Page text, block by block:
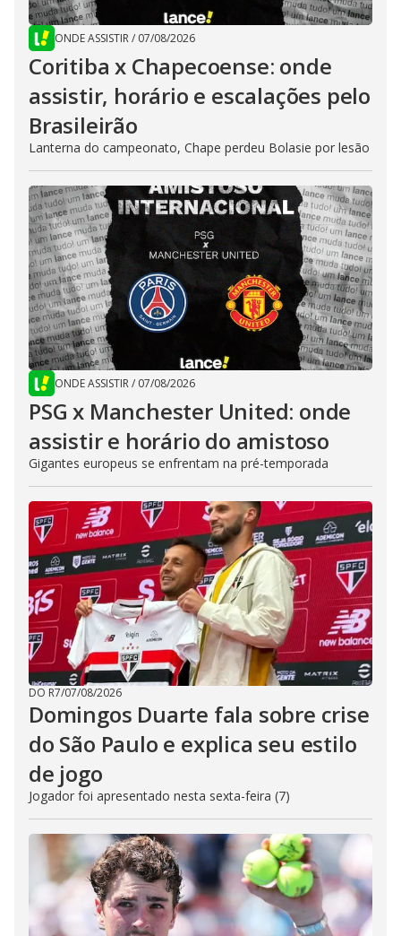
ONDE ASSISTIR/ 07/08/2026
Coritiba x Chapecoense: onde
assistir, horário e escalações pelo
Brasileirão
Lanterna do campeonato, Chape perdeu Bolasie por lesão
ONDE ASSISTIR/ 07/08/2026
PSG x Manchester United: onde
assistir e horário do amistoso
Gigantes europeus se enfrentam na pré-temporada
DO R7/07/08/2026
Domingos Duarte fala sobre crise
do São Paulo e explica seu estilo
de jogo
Jogador foi apresentado nesta sexta-feira (7)